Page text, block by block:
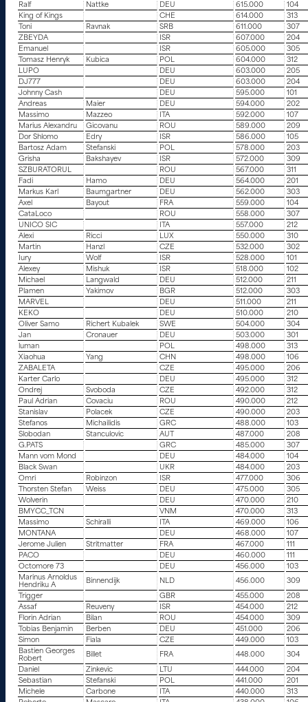
Ralf
Nattke DEU 615.000
104
King of Kings
CHE 614.000
313
Toni
Ravnak SRB 611.000
307
ZBEYDA
ISR 607.000
204
Emanuel
ISR 605.000
305
Tomasz Henryk
Kubica POL 604.000
312
LUPO
DEU 603.000
205
DJ777
DEU 603.000
204
Johnny Cash
DEU 595.000
101
Andreas
Maier DEU 594.000
202
Massimo
Mazzeo ITA 592.000
107
Marius Alexandru
Gicovanu ROU 589.000
209
Dor Shlomo
Edry ISR 586.000
105
Bartosz Adam
Stefanski POL 578.000
203
Grisha
Bakshayev ISR 572.000
309
SZBURATORUL
ROU 567.000
311
Fadi
Hamo DEU 564.000
201
Markus Karl
Baumgartner DEU 562.000
303
Axel
Bayout FRA 559.000
104
CataLoco
ROU 558.000
307
UNICO SIC
ITA 557.000
212
Alexi
Ricci LUX 550.000
310
Martin
Hanzl CZE 532.000
302
Iury
Wolf ISR 528.000
101
Alexey
Mishuk ISR 518.000
102
Michael
Langwald DEU 512.000
211
Plamen
Yakimov BGR 512.000
303
MARVEL
DEU 511.000
211
KEKO
DEU 510.000
210
Oliver Samo
Richert Kubalek SWE 504.000
304
Jan
Cronauer DEU 503.000
301
luman
POL 498.000
313
Xiaohua
Yang CHN 498.000
106
ZABALETA
CZE 495.000
206
Karter Carlo
DEU 495.000
312
Ondrej
Svoboda CZE 492.000
312
Paul Adrian
Covaciu ROU 490.000
212
Stanislav
Polacek CZE 490.000
203
Stefanos
Michailidis GRC 488.000
103
Slobodan
Stanculovic AUT 487.000
208
G.PATS
GRC 485.000
307
Mann vom Mond
DEU 484.000
104
Black Swan
UKR 484.000
203
Omri
Robinzon ISR 477.000
306
Thorsten Stefan
Weiss DEU 475.000
305
Wolverin
DEU 470.000
210
BMYCC_TCN
VNM 470.000
313
Massimo
Schiralli ITA 469.000
106
MONTANA
DEU 468.000
107
Jerome Julien
Stritmatter FRA 467.000
111
PACO
DEU 460.000
111
Octomore 73
DEU 456.000
103
Marinus Arnoldus
Hendriku A
Binnendijk NLD 456.000
309
Trigger
GBR 455.000
208
Assaf
Reuveny ISR 454.000
212
Florin Adrian
Bilan ROU 454.000
309
Tobias Benjamin
Berben DEU 451.000
206
Simon
Fiala CZE 449.000
103
Bastien Georges
Robert
Billet FRA 448.000
304
Daniel
Zinkevic LTU 444.000
204
Sebastian
Stefanski POL 441.000
201
Michele
Carbone ITA 440.000
313